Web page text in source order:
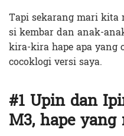
Tapi sekarang mari kita
si kembar dan anak-
kira-kira hape apa yang
cocoklogi versi saya.
#1 Upin dan
M3, hape